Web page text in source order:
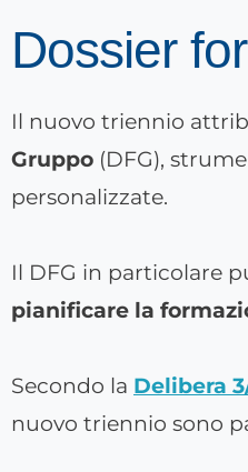
Dossier
Il nuovo triennio
Gruppo (DFG),
personalizzate.
Il DFG in particolare
pianificare la
Secondo la Delibera
nuovo triennio sono